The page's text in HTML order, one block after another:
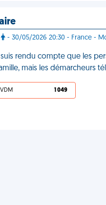
- 30/05/2026 20:30 - France -
rendu compte que les
mais les démarcheurs
VDM 1 049